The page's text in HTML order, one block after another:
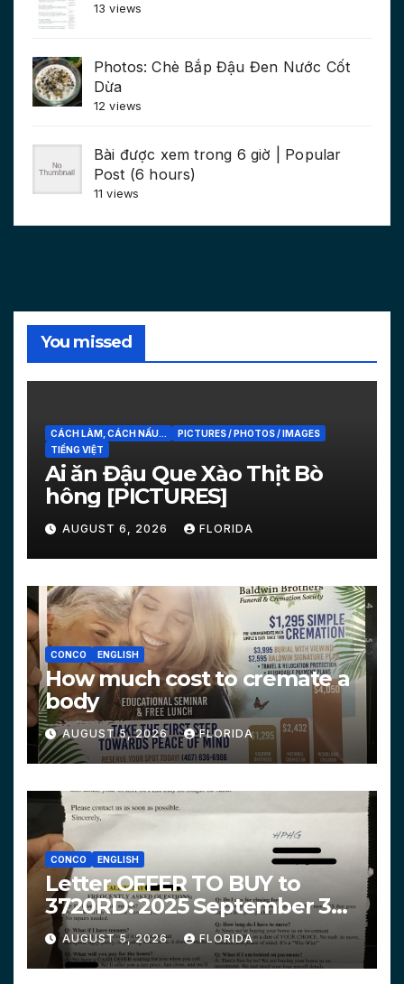
13 views
Photos: Chè Bắp Đậu Đen Nước Cốt
Dừa
12 views
Bài được xem trong 6 giờ | Popular
Post (6 hours)
11 views
You missed
CÁCH LÀM, CÁCH NẤU...
PICTURES / PHOTOS / IMAGES
TIẾNG VIỆT
Ai ăn Đậu Que Xào Thịt Bò
hông [PICTURES]
AUGUST 6, 2026 FLORIDA
CONCO ENGLISH
How much cost to cremate a
body
AUGUST 5, 2026 FLORIDA
CONCO ENGLISH
Letter OFFER TO BUY to
3720RD: 2025 September 3
$319,900 HPHG
AUGUST 5, 2026 FLORIDA